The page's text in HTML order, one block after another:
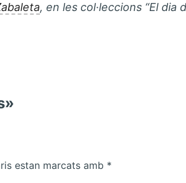
, en les col·leccions “El dia
estan marcats amb *